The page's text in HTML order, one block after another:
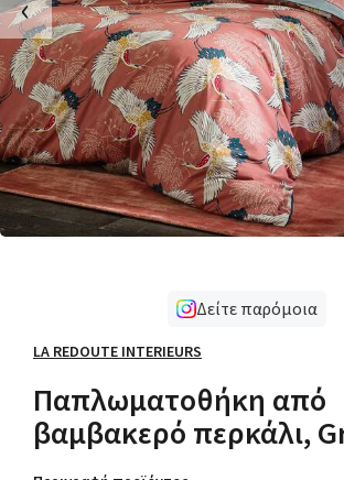
‹
Δείτε παρόμοια
LA REDOUTE INTERIEURS
Παπλωματοθήκη από
βαμβακερό περκάλι,